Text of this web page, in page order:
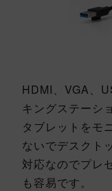
HDMI、VGA、
キングステーシ
タブレットをモ
ないでデスクト
対応なのでプレ
も容易です。